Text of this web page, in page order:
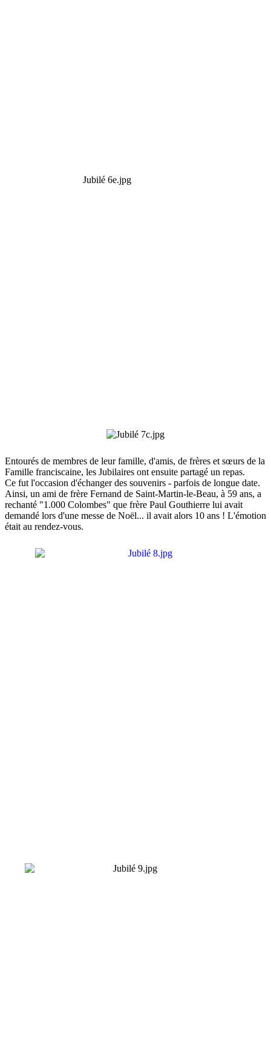
Entourés de membres de leur famille, d'amis, de frères et sœurs de la
Famille franciscaine, les Jubilaires ont ensuite partagé un repas.
Ce fut l'occasion d'échanger des souvenirs - parfois de longue date.
Ainsi, un ami de frère Fernand de Saint-Martin-le-Beau, à 59 ans, a
rechanté "1.000 Colombes" que frère Paul Gouthierre lui avait
demandé lors d'une messe de Noël... il avait alors 10 ans ! L'émotion
était au rendez-vous.